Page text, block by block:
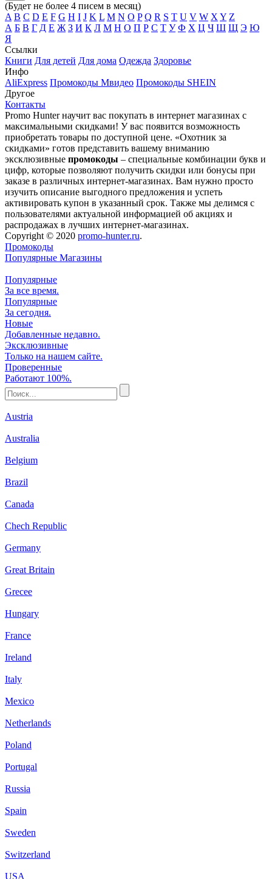
(Будет не более 4 писем в месяц)
A B C D E F G H I J K L M N O P Q R S T U V W X Y Z
А Б В Г Д Е Ж З И К Л М Н О П Р С Т У Ф Х Ц Ч Ш Щ Э Ю
Я
Ссылки
Книги Для детей Для дома Одежда Здоровье
Инфо
AliExpress Промокоды Мвидео Промокоды SHEIN
Другое
Контакты
Promo Hunter научит вас покупать в интернет магазинах с
максимальными скидками! У вас появится возможность
приобретать товары по доступной цене. «Охотник за
скидками» готов представить вашему вниманию
эксклюзивные промокоды – специальные комбинации букв и
цифр, которые позволяют получить скидки или бонусы при
заказе в различных интернет-магазинах. Вам нужно просто
изучить описание выгодного предложения и успеть
активировать купон в указанный срок. Также мы делимся с
пользователями актуальной информацией об акциях и
распродажах в лучших интернет-магазинах.
Copyright © 2020 promo-hunter.ru.
Промокоды
Популярные Магазины
Популярные
За все время.
Популярные
За сегодня.
Новые
Добавленные недавно.
Эксклюзивные
Только на нашем сайте.
Проверенные
Работают 100%.
Austria
Australia
Belgium
Brazil
Canada
Chech Republic
Germany
Great Britain
Grecee
Hungary
France
Ireland
Italy
Mexico
Netherlands
Poland
Portugal
Russia
Spain
Sweden
Switzerland
USA